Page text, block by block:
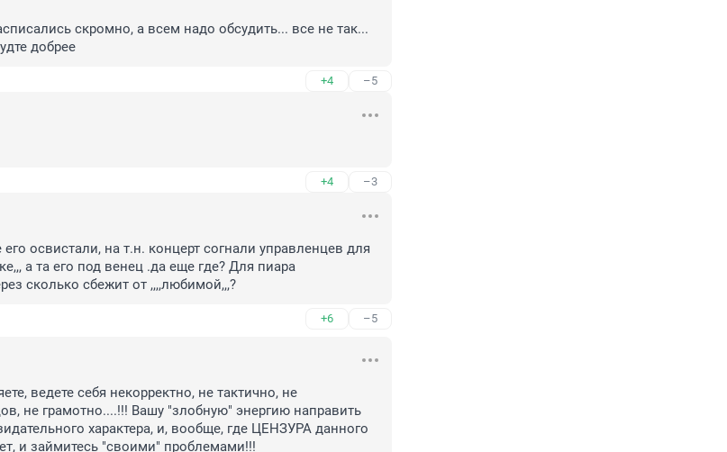
скромно, а всем надо обсудить... все не так...
добрее
+4 –5
+4 –3
освистали, на т.н. концерт согнали управленцев для
а та его под венец .да еще где? Для пиара
сколько сбежит от ,,,,любимой,,,?
+6 –5
ведете себя некорректно, не тактично, не
не грамотно....!!! Вашу "злобную" энергию направить
характера, и, вообще, где ЦЕНЗУРА данного
и займитесь "своими" проблемами!!!